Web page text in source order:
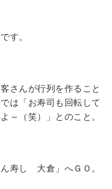
す。
さんが行列を作ること
は「お寿司も回転して
～（笑）」とのこと。
寿し 大倉」へＧＯ。